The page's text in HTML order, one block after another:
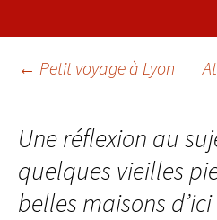
articles
← Petit voyage à Lyon
Une réflexion au
quelques vieilles
belles maisons d’ici